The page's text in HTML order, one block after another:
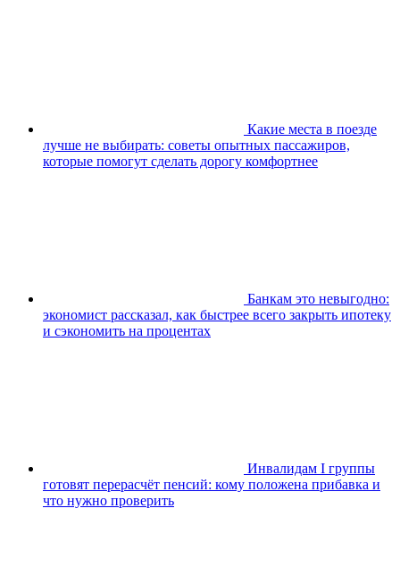
Какие места в поезде
лучше не выбирать: советы опытных пассажиров,
которые помогут сделать дорогу комфортнее
Банкам это невыгодно:
экономист рассказал, как быстрее всего закрыть ипотеку
и сэкономить на процентах
Инвалидам I группы
готовят перерасчёт пенсий: кому положена прибавка и
что нужно проверить